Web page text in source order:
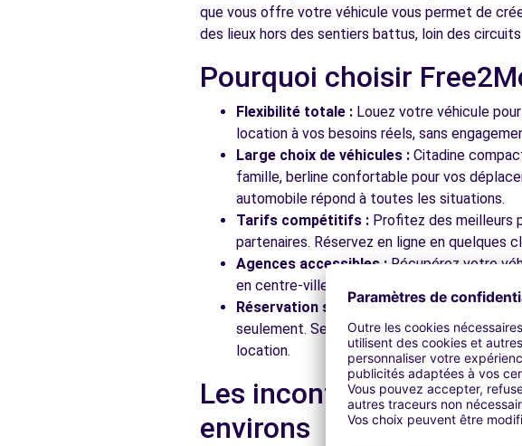
Free2Move Rent - GARAGE BEAUREPAIRE - ST-MAUR-DES-FOSSES (C)
Free2Move Rent - SARL MOAT AUTOMOBILES - CHARENTON-LE-
que vous offre votre véhicule vous permet de
des lieux hors des sentiers battus, loin des
Pourquoi choisir
Flexibilité totale : Louez votre véhicule
location à vos besoins réels, sans
Large choix de véhicules : Citadine
famille, berline confortable pour vos
automobile répond à toutes les situations.
Tarifs compétitifs : Profitez des meilleurs
partenaires. Réservez en ligne en quelques
Agences accessibles : Récupérez votre
en centre-ville, en gare ou près des
Réservation simplifiée :Notre plateforme
seulement. Service client disponible pour
location.
Les incontournables à
environs